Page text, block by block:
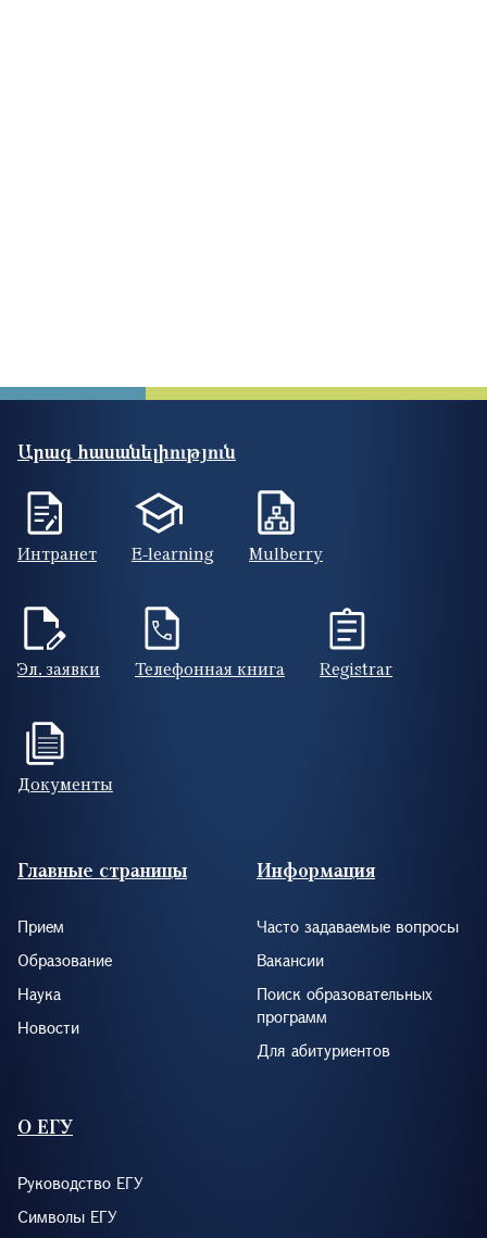
Արագ հասանելիություն
Интранет E-learning Mulberry
Эл. заявки Телефонная книга Registrar
Документы
Footer (RUS)
Главные страницы
Прием
Образование
Наука
Новости
Информация
Часто задаваемые вопросы
Вакансии
Поиск образовательных
программ
Для абитуриентов
О ЕГУ
Руководство ЕГУ
Символы ЕГУ